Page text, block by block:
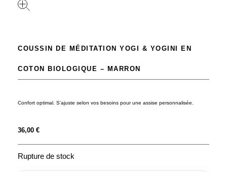
COUSSIN DE MÉDITATION YOGI & YOGINI EN
COTON BIOLOGIQUE – MARRON
Confort optimal. S’ajuste selon vos besoins pour une assise personnalisée.
36,00 €
Rupture de stock